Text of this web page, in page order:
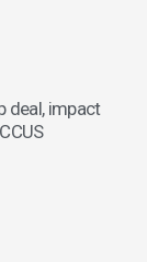
deal, impact